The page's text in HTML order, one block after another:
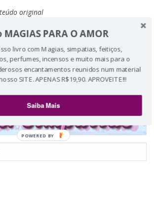
original
Página inicial
PARA O AMOR
livro com Magias, simpatias, feitiços,
perfumes, incensos e muito mais para o
encantamentos reunidos num material
SITE. APENAS R$19,90. APROVEITE!!!
Saiba Mais
POWERED BY